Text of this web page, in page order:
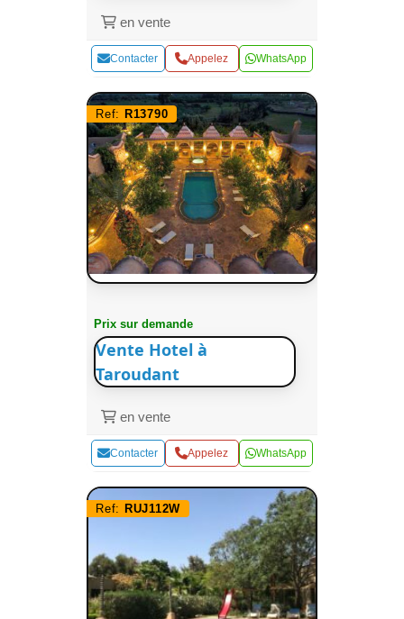
en vente
Contacter Appelez WhatsApp
Ref: R13790
Prix sur demande
Vente Hotel à
Taroudant
en vente
Contacter Appelez WhatsApp
Ref: RUJ112W